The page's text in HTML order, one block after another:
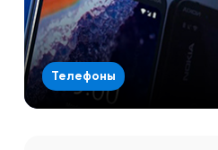
Телефоны